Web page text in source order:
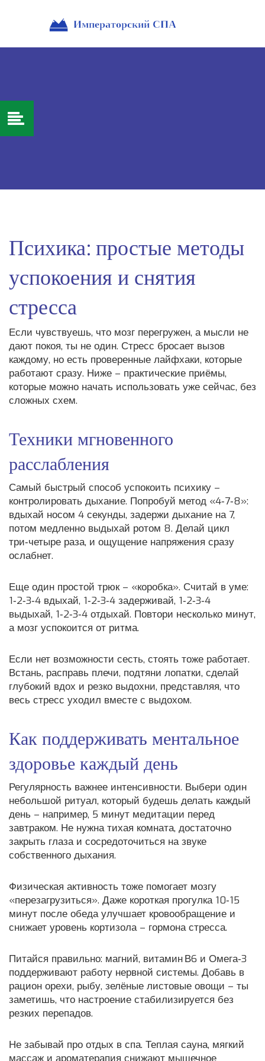
Психика: простые методы
успокоения и снятия
стресса
Если чувствуешь, что мозг перегружен, а мысли не
дают покоя, ты не один. Стресс бросает вызов
каждому, но есть проверенные лайфхаки, которые
работают сразу. Ниже – практические приёмы,
которые можно начать использовать уже сейчас, без
сложных схем.
Техники мгновенного
расслабления
Самый быстрый способ успокоить психику –
контролировать дыхание. Попробуй метод «4‑7‑8»:
вдыхай носом 4 секунды, задержи дыхание на 7,
потом медленно выдыхай ротом 8. Делай цикл
три‑четыре раза, и ощущение напряжения сразу
ослабнет.
Еще один простой трюк – «коробка». Считай в уме:
1‑2‑3‑4 вдыхай, 1‑2‑3‑4 задерживай, 1‑2‑3‑4
выдыхай, 1‑2‑3‑4 отдыхай. Повтори несколько минут,
а мозг успокоится от ритма.
Если нет возможности сесть, стоять тоже работает.
Встань, расправь плечи, подтяни лопатки, сделай
глубокий вдох и резко выдохни, представляя, что
весь стресс уходил вместе с выдохом.
Как поддерживать ментальное
здоровье каждый день
Регулярность важнее интенсивности. Выбери один
небольшой ритуал, который будешь делать каждый
день – например, 5 минут медитации перед
завтраком. Не нужна тихая комната, достаточно
закрыть глаза и сосредоточиться на звуке
собственного дыхания.
Физическая активность тоже помогает мозгу
«перезагрузиться». Даже короткая прогулка 10‑15
минут после обеда улучшает кровообращение и
снижает уровень кортизола – гормона стресса.
Питайся правильно: магний, витамин В6 и Омега‑3
поддерживают работу нервной системы. Добавь в
рацион орехи, рыбу, зелёные листовые овощи – ты
заметишь, что настроение стабилизируется без
резких перепадов.
Не забывай про отдых в спа. Теплая сауна, мягкий